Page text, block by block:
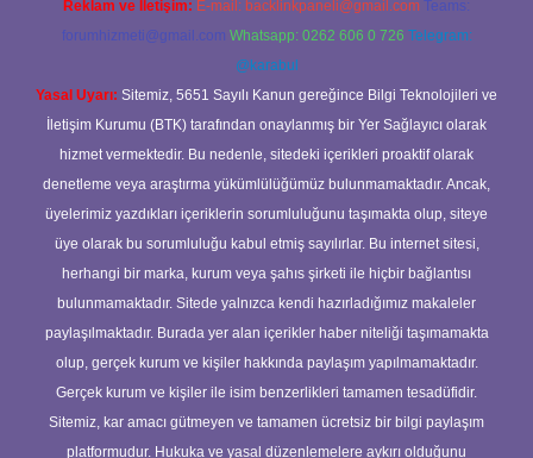
Reklam ve İletişim: E-mail: backlinkpaneli@gmail.com Teams:
forumhizmeti@gmail.com Whatsapp: 0262 606 0 726 Telegram:
@karabul
Yasal Uyarı: Sitemiz, 5651 Sayılı Kanun gereğince Bilgi Teknolojileri ve
İletişim Kurumu (BTK) tarafından onaylanmış bir Yer Sağlayıcı olarak
hizmet vermektedir. Bu nedenle, sitedeki içerikleri proaktif olarak
denetleme veya araştırma yükümlülüğümüz bulunmamaktadır. Ancak,
üyelerimiz yazdıkları içeriklerin sorumluluğunu taşımakta olup, siteye
üye olarak bu sorumluluğu kabul etmiş sayılırlar. Bu internet sitesi,
herhangi bir marka, kurum veya şahıs şirketi ile hiçbir bağlantısı
bulunmamaktadır. Sitede yalnızca kendi hazırladığımız makaleler
paylaşılmaktadır. Burada yer alan içerikler haber niteliği taşımamakta
olup, gerçek kurum ve kişiler hakkında paylaşım yapılmamaktadır.
Gerçek kurum ve kişiler ile isim benzerlikleri tamamen tesadüfidir.
Sitemiz, kar amacı gütmeyen ve tamamen ücretsiz bir bilgi paylaşım
platformudur. Hukuka ve yasal düzenlemelere aykırı olduğunu